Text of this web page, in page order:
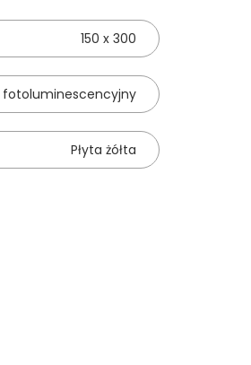
150 x 300
fotoluminescencyjny
Płyta żółta